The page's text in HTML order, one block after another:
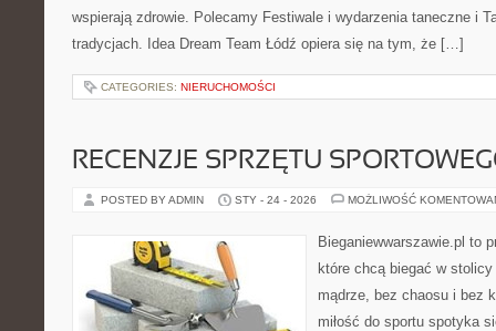
wspierają zdrowie. Polecamy Festiwale i wydarzenia taneczne i
tradycjach. Idea Dream Team Łódź opiera się na tym, że […]
CATEGORIES: NIERUCHOMOŚCI
RECENZJE SPRZĘTU
POSTED BY ADMIN STY - 24 - 2026 MOŻLIWOŚĆ
Bieganiewwarszawie.pl to
które chcą biegać w
mądrze, bez chaosu i bez
miłość do sportu spotyka